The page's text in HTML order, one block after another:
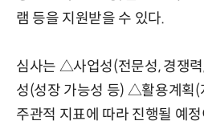
램 등을 지원받을 수 있다.
심사는 △사업성(전문성, 경쟁
성(성장 가능성 등) △활용계획(
주관적 지표에 따라 진행될 예